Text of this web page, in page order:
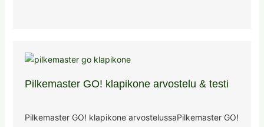
Pilkemaster GO! klapikone arvostelu & testi
Pilkemaster GO! klapikone arvostelussaPilkemaster GO!